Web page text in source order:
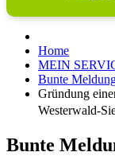
Home
MEIN
Bunte
Gründung
Westerwald-
Bunte